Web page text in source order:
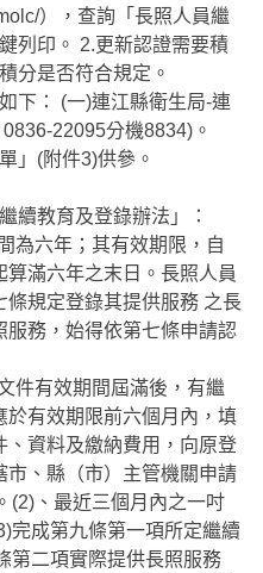
），查詢「長照人員繼
列印。 2.更新認證需要積
分是否符合規定。
下：
(一)連江縣衛生局-連
0836-22095分機8834)。
」 (附件3)供參。
續教育及登錄辦法」：
為六年；其有效期限，自
滿六年之末日。長照人員
規定登錄其提供服務 之長
服務，始得依第七條申請認
件有效期間屆滿後，有繼
有效期限前六個月內，填
資料及繳納費用，向原登
、縣（市）主管機關申請
(2)、最近三個月內之一吋
完成第九條第一項所定繼續
第二項實際提供長照服務